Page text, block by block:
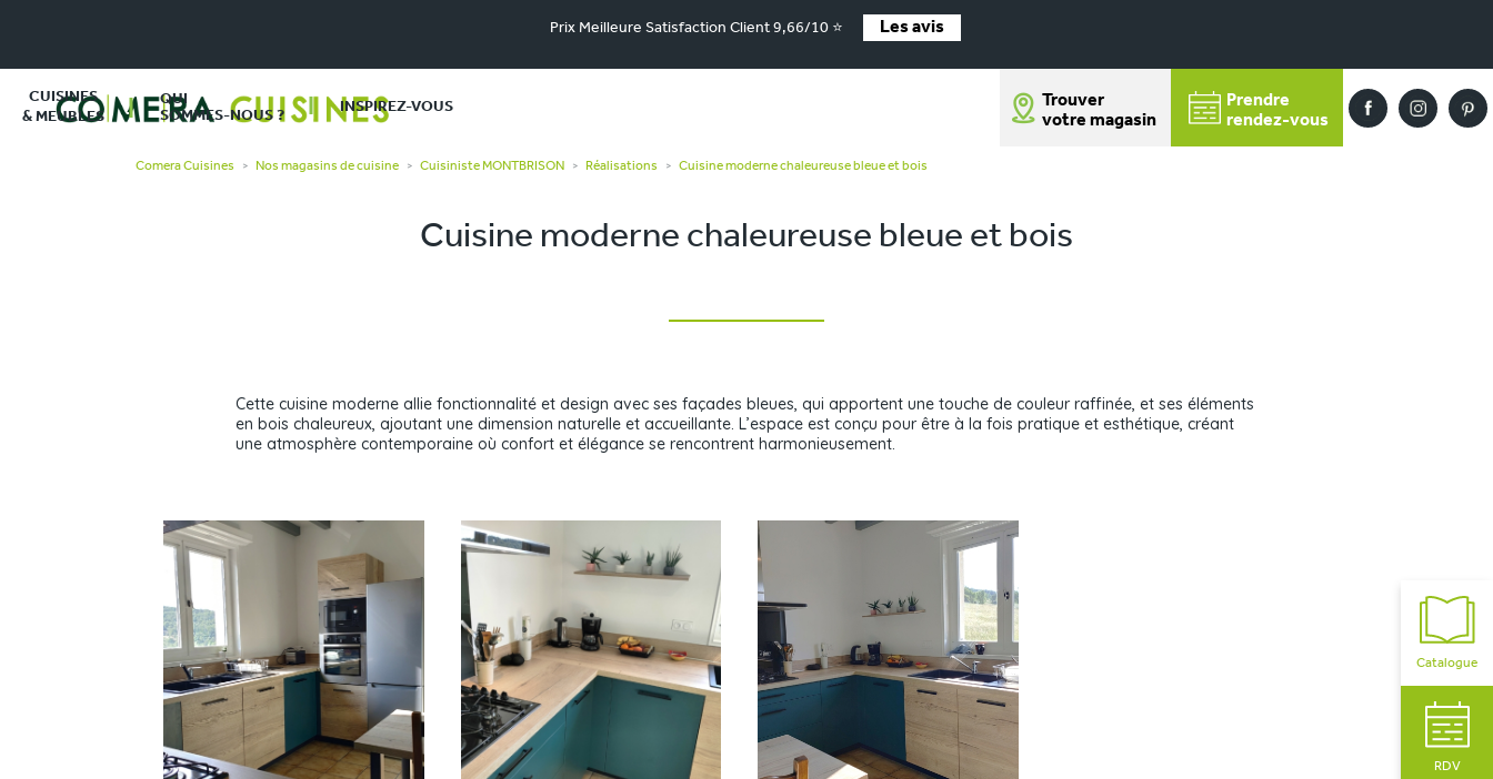
Prix Meilleure Satisfaction Client 9,66/10 ⭐ Les avis
CUISINES
& MEUBLES
QUI
SOMMES-NOUS ?
INSPIREZ-VOUS
Trouver
votre magasin
Prendre
rendez-vous
Catalogue
RDV
Comera Cuisines > Nos magasins de cuisine > Cuisiniste MONTBRISON > Réalisations > Cuisine moderne chaleureuse bleue et bois
Cuisine moderne chaleureuse bleue et bois
Cette cuisine moderne allie fonctionnalité et design avec ses façades bleues, qui apportent une touche de couleur raffinée, et ses éléments
en bois chaleureux, ajoutant une dimension naturelle et accueillante. L’espace est conçu pour être à la fois pratique et esthétique, créant
une atmosphère contemporaine où confort et élégance se rencontrent harmonieusement.